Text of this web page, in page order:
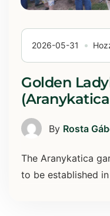
2026-05-31
Golden
By Rosta
The Aranykatica
to be established